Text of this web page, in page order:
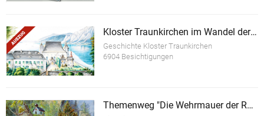
Kloster Traunkirchen im Wandel der Zeit (Auszug)
Geschichte Kloster Traunkirchen
6904 Besichtigungen
Themenweg "Die Wehrmauer der Ruine Scharnstein"